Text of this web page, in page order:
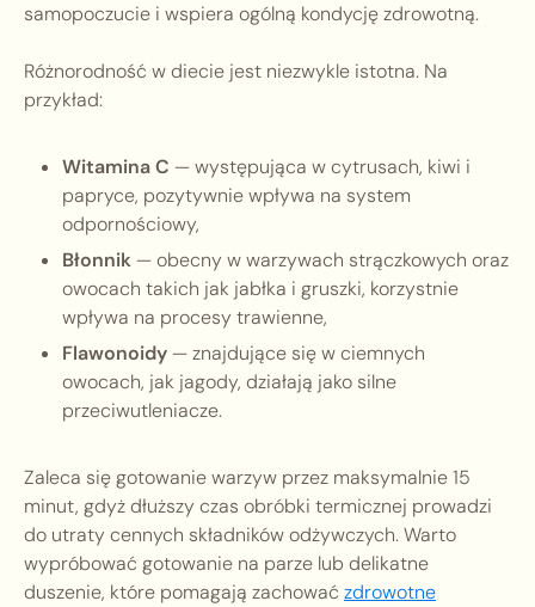
samopoczucie i wspiera ogólną kondycję zdrowotną.
Różnorodność w diecie jest niezwykle istotna. Na
przykład:
Witamina C — występująca w cytrusach, kiwi i
papryce, pozytywnie wpływa na system
odpornościowy,
Błonnik— obecny w warzywach strączkowych oraz
owocach takich jak jabłka i gruszki, korzystnie
wpływa na procesy trawienne,
Flawonoidy— znajdujące się w ciemnych
owocach, jak jagody, działają jako silne
przeciwutleniacze.
Zaleca się gotowanie warzyw przez maksymalnie 15
minut, gdyż dłuższy czas obróbki termicznej prowadzi
do utraty cennych składników odżywczych. Warto
wypróbować gotowanie na parze lub delikatne
duszenie, które pomagają zachować zdrowotne